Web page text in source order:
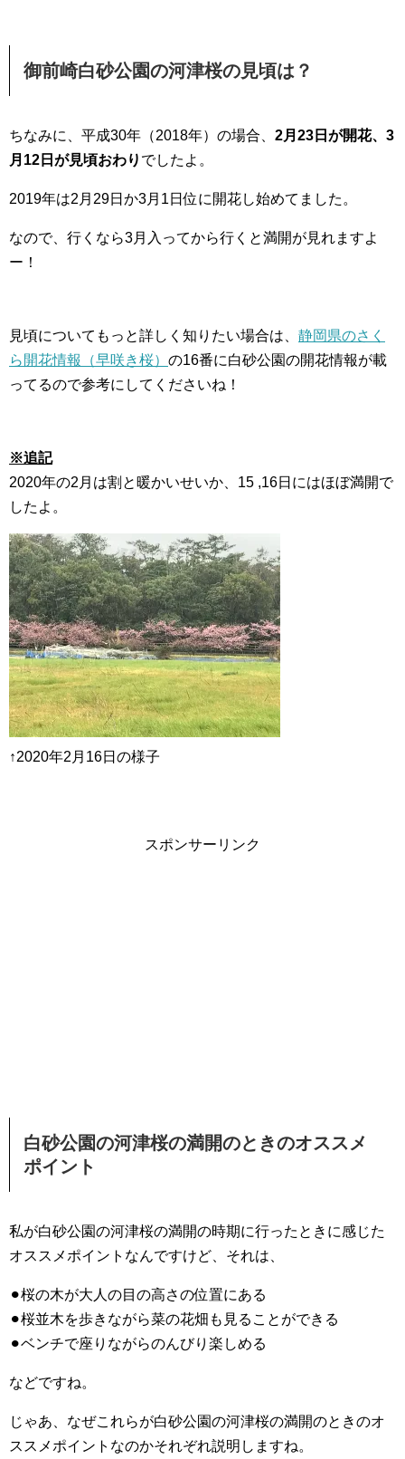
御前崎白砂公園の河津桜の見頃は？
ちなみに、平成30年（2018年）の場合、 2月23日が開花、3
月12日が見頃おわり でしたよ。
2019年は2月29日か3月1日位に開花し始めてました。
なので、行くなら3月入ってから行くと満開が見れますよ
ー！
見頃についてもっと詳しく知りたい場合は、 静岡県のさく
ら開花情報（早咲き桜） の16番に白砂公園の開花情報が載
ってるので参考にしてくださいね！
※追記
2020年の2月は割と暖かいせいか、15 ,16日にはほぼ満開で
したよ。
↑2020年2月16日の様子
スポンサーリンク
白砂公園の河津桜の満開のときのオススメ
ポイント
私が白砂公園の河津桜の満開の時期に行ったときに感じた
オススメポイントなんですけど、それは、
⚫︎桜の木が大人の目の高さの位置にある
⚫︎桜並木を歩きながら菜の花畑も見ることができる
⚫︎ベンチで座りながらのんびり楽しめる
などですね。
じゃあ、なぜこれらが白砂公園の河津桜の満開のときのオ
ススメポイントなのかそれぞれ説明しますね。